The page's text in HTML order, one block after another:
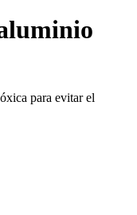
para evitar el